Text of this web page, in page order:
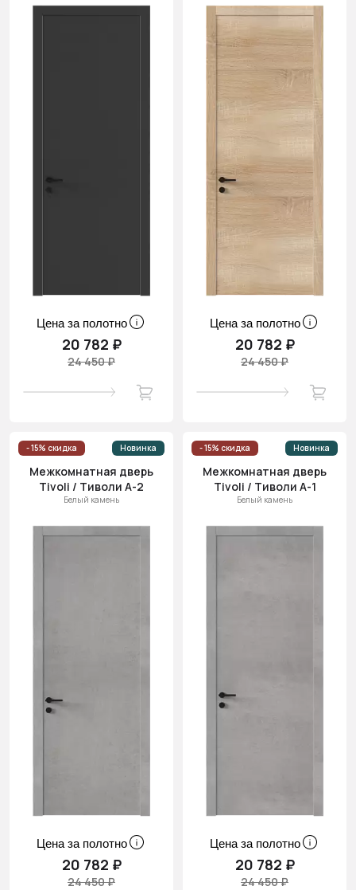
Цена за полотно
20 782 ₽
24 450 ₽
Цена за полотно
20 782 ₽
24 450 ₽
- 15% скидка Новинка
Межкомнатная дверь
Tivoli / Тиволи А-2
Белый камень
Цена за полотно
20 782 ₽
24 450 ₽
- 15% скидка Новинка
Межкомнатная дверь
Tivoli / Тиволи А-1
Белый камень
Цена за полотно
20 782 ₽
24 450 ₽